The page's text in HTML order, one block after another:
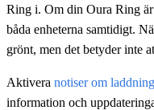
Ring i. Om din Oura Ring
båda enheterna samtidigt.
grönt, men det betyder inte
Aktivera notiser om
information och